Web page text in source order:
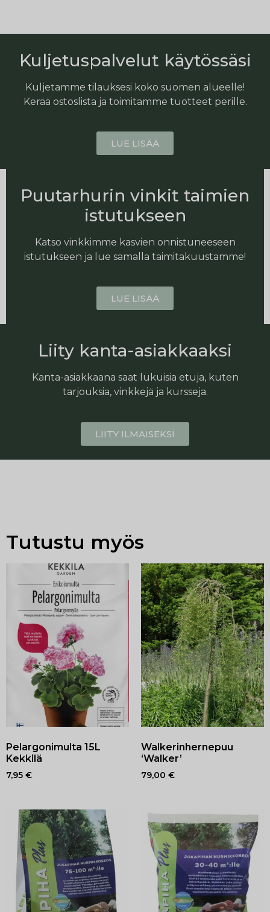
Kuljetuspalvelut käytössäsi
Kuljetamme tilauksesi koko suomen alueelle!
Kerää ostoslista ja toimitamme tuotteet perille.
LUE LISÄÄ
Puutarhurin vinkit taimien
istutukseen
Katso vinkkimme kasvien onnistuneeseen
istutukseen ja lue samalla taimitakuustamme!
LUE LISÄÄ
Liity kanta-asiakkaaksi
Kanta-asiakkaana saat lukuisia etuja, kuten
tarjouksia, vinkkejä ja kursseja.
LIITY ILMAISEKSI
Tutustu myös
Pelargonimulta 15L
Kekkilä
7,95 €
Walkerinhernepuu
‘Walker’
79,00 €